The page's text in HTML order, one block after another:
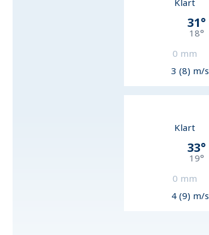
Klart
31°
18°
0 mm
3 (8) m/s
Klart
33°
19°
0 mm
4 (9) m/s